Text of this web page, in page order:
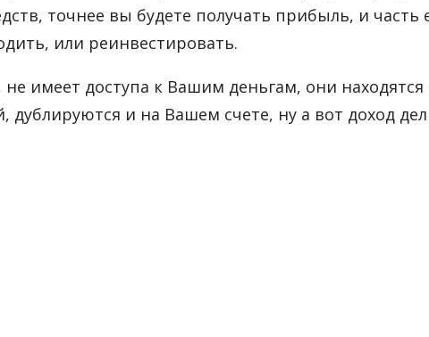
точнее вы будете получать прибыль, и часть
или реинвестировать.
имеет доступа к Вашим деньгам, они
и на Вашем счете, ну а вот доход